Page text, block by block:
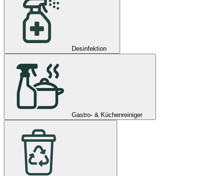
Desinfektion
Gastro- & Küchenreiniger